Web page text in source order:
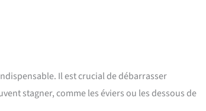
Il est crucial de débarrasser
stagner, comme les éviers ou les dessous de